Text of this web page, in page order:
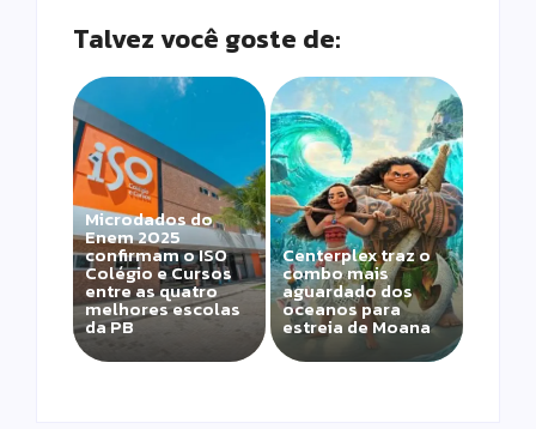
Talvez você goste de:
Microdados do
Enem 2025
confirmam o ISO
Colégio e Cursos
entre as quatro
melhores escolas
da PB
Centerplex traz o
combo mais
aguardado dos
oceanos para
estreia de Moana